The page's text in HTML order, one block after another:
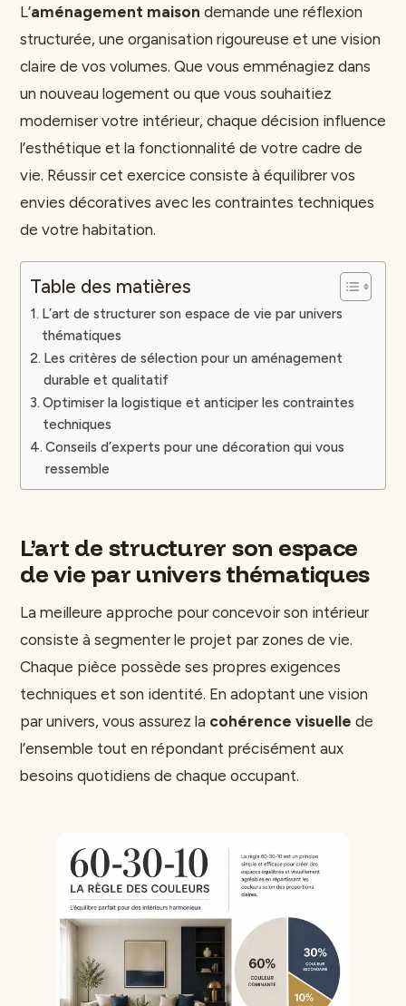
L’aménagement maison demande une réflexion
structurée, une organisation rigoureuse et une vision
claire de vos volumes. Que vous emménagiez dans
un nouveau logement ou que vous souhaitiez
moderniser votre intérieur, chaque décision influence
l’esthétique et la fonctionnalité de votre cadre de
vie. Réussir cet exercice consiste à équilibrer vos
envies décoratives avec les contraintes techniques
de votre habitation.
Table des matières
L’art de structurer son espace de vie par univers
thématiques
Les critères de sélection pour un aménagement
durable et qualitatif
Optimiser la logistique et anticiper les contraintes
techniques
Conseils d’experts pour une décoration qui vous
ressemble
L’art de structurer son espace
de vie par univers thématiques
La meilleure approche pour concevoir son intérieur
consiste à segmenter le projet par zones de vie.
Chaque pièce possède ses propres exigences
techniques et son identité. En adoptant une vision
par univers, vous assurez la cohérence visuelle de
l’ensemble tout en répondant précisément aux
besoins quotidiens de chaque occupant.